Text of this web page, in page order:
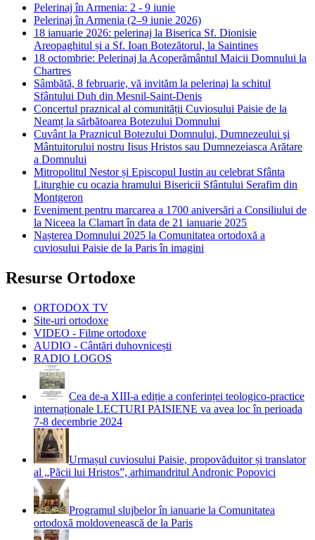
Pelerinaj în Armenia: 2 - 9 iunie
Pelerinaj în Armenia (2–9 iunie 2026)
18 ianuarie 2026: pelerinaj la Biserica Sf. Dionisie
Areopaghitul și a Sf. Ioan Botezătorul, la Saintines
18 octombrie: Pelerinaj la Acoperământul Maicii Domnului la
Chartres
Sâmbătă, 8 februarie, vă invităm la pelerinaj la schitul
Sfântului Duh din Mesnil-Saint-Denis
Concertul praznical al comunității Cuviosului Paisie de la
Neamț la sărbătoarea Botezului Domnului
Cuvânt la Praznicul Botezului Domnului, Dumnezeului şi
Mântuitorului nostru Iisus Hristos sau Dumnezeiasca Arătare
a Domnului
Mitropolitul Nestor și Episcopul Iustin au celebrat Sfânta
Liturghie cu ocazia hramului Bisericii Sfântului Serafim din
Montgeron
Eveniment pentru marcarea a 1700 aniversări a Consiliului de
la Niceea la Clamart în data de 21 ianuarie 2025
Nașterea Domnului 2025 la Comunitatea ortodoxă a
cuviosului Paisie de la Paris în imagini
Resurse Ortodoxe
ORTODOX TV
Site-uri ortodoxe
VIDEO - Filme ortodoxe
AUDIO - Cântări duhovnicești
RADIO LOGOS
Cea de-a XIII-a ediție a conferinței teologico-practice
internaționale LECTURI PAISIENE va avea loc în perioada
7-8 decembrie 2024
Urmașul cuviosului Paisie, propovăduitor și translator
al „Păcii lui Hristos”, arhimandritul Andronic Popovici
Programul slujbelor în ianuarie la Comunitatea
ortodoxă moldovenească de la Paris